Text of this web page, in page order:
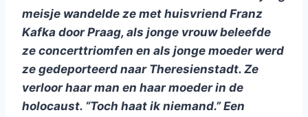
meisje wandelde ze met huisvriend Franz
Kafka door Praag, als jonge vrouw beleefde
ze concerttriomfen en als jonge moeder werd
ze gedeporteerd naar Theresienstadt. Ze
verloor haar man en haar moeder in de
holocaust. “Toch haat ik niemand.” Een